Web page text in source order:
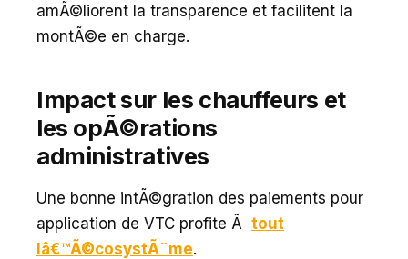
amÃ©liorent la transparence et facilitent la
montÃ©e en charge.
Impact sur les chauffeurs et
les opÃ©rations
administratives
Une bonne intÃ©gration des paiements pour
application de VTC profite Ã tout
lâ€™Ã©cosystÃ¨me.